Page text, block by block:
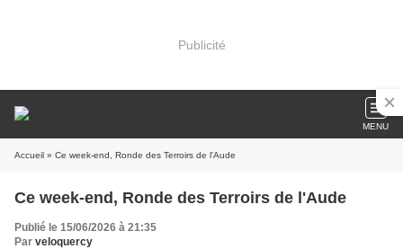
Publicité
MENU
Accueil » Ce week-end, Ronde des Terroirs de l'Aude
Ce week-end, Ronde des Terroirs de l'Aude
Publié le 15/06/2026 à 21:35
Par veloquercy